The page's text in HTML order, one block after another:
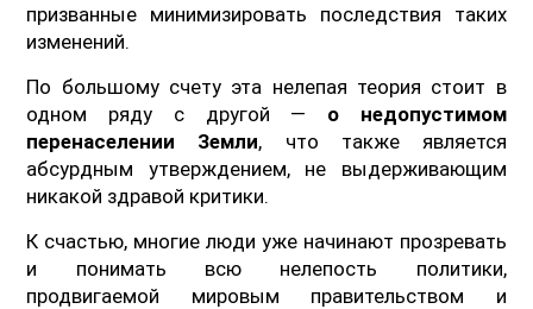
призванные минимизировать последствия таких
изменений.
По большому счету эта нелепая теория стоит в
одном ряду с другой — о недопустимом
перенаселении Земли, что также является
абсурдным утверждением, не выдерживающим
никакой здравой критики.
К счастью, многие люди уже начинают прозревать
и понимать всю нелепость политики,
продвигаемой мировым правительством и